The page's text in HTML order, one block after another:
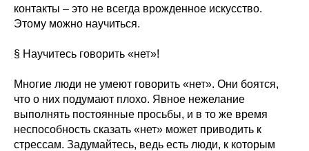
контакты – это не всегда врожденное искусство.
Этому можно научиться.
§ Научитесь говорить «нет»!
Многие люди не умеют говорить «нет». Они боятся,
что о них подумают плохо. Явное нежелание
выполнять постоянные просьбы, и в то же время
неспособность сказать «нет» может приводить к
стрессам. Задумайтесь, ведь есть люди, к которым